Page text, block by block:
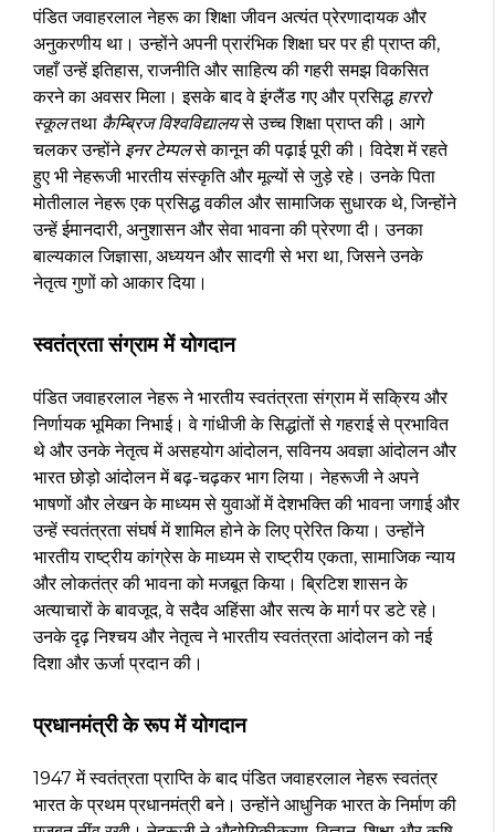
पंडित जवाहरलाल नेहरू का शिक्षा जीवन अत्यंत प्रेरणादायक और
अनुकरणीय था। उन्होंने अपनी प्रारंभिक शिक्षा घर पर ही प्राप्त की,
जहाँ उन्हें इतिहास, राजनीति और साहित्य की गहरी समझ विकसित
करने का अवसर मिला। इसके बाद वे इंग्लैंड गए और प्रसिद्ध हाररो
स्कूलतथा कैम्ब्रिज विश्वविद्यालयसे उच्च शिक्षा प्राप्त की। आगे
चलकर उन्होंने इनर टेम्पलसे कानून की पढ़ाई पूरी की। विदेश में रहते
हुए भी नेहरूजी भारतीय संस्कृति और मूल्यों से जुड़े रहे। उनके पिता
मोतीलाल नेहरू एक प्रसिद्ध वकील और सामाजिक सुधारक थे, जिन्होंने
उन्हें ईमानदारी, अनुशासन और सेवा भावना की प्रेरणा दी। उनका
बाल्यकाल जिज्ञासा, अध्ययन और सादगी से भरा था, जिसने उनके
नेतृत्व गुणों को आकार दिया।
स्वतंत्रता संग्राम में योगदान
पंडित जवाहरलाल नेहरू ने भारतीय स्वतंत्रता संग्राम में सक्रिय और
निर्णायक भूमिका निभाई। वे गांधीजी के सिद्धांतों से गहराई से प्रभावित
थे और उनके नेतृत्व में असहयोग आंदोलन, सविनय अवज्ञा आंदोलन और
भारत छोड़ो आंदोलन में बढ़-चढ़कर भाग लिया। नेहरूजी ने अपने
भाषणों और लेखन के माध्यम से युवाओं में देशभक्ति की भावना जगाई और
उन्हें स्वतंत्रता संघर्ष में शामिल होने के लिए प्रेरित किया। उन्होंने
भारतीय राष्ट्रीय कांग्रेस के माध्यम से राष्ट्रीय एकता, सामाजिक न्याय
और लोकतंत्र की भावना को मजबूत किया। ब्रिटिश शासन के
अत्याचारों के बावजूद, वे सदैव अहिंसा और सत्य के मार्ग पर डटे रहे।
उनके दृढ़ निश्चय और नेतृत्व ने भारतीय स्वतंत्रता आंदोलन को नई
दिशा और ऊर्जा प्रदान की।
प्रधानमंत्री के रूप में योगदान
1947 में स्वतंत्रता प्राप्ति के बाद पंडित जवाहरलाल नेहरू स्वतंत्र
भारत के प्रथम प्रधानमंत्री बने। उन्होंने आधुनिक भारत के निर्माण की